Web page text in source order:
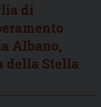
di
Albano,
della Stella